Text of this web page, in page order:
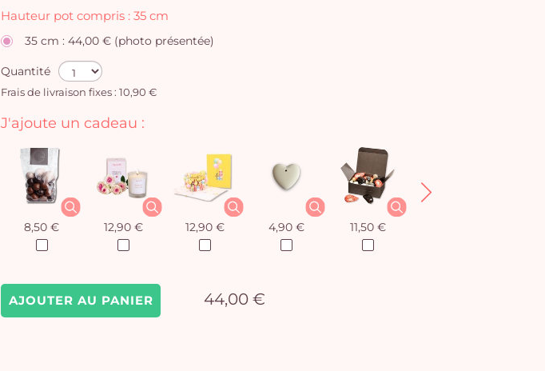
Hauteur pot compris : 35 cm
35 cm : 44,00 € (photo présentée)
Quantité
Frais de livraison fixes : 10,90 €
AJOUTER AU PANIER 44,00 €
J'ajoute un cadeau :
8,50 € 12,90 € 12,90 € 4,90 € 11,50 €